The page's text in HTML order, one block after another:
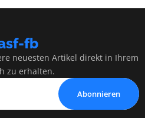
fb
neuesten Artikel direkt in Ihrem
zu erhalten.
Abonnieren